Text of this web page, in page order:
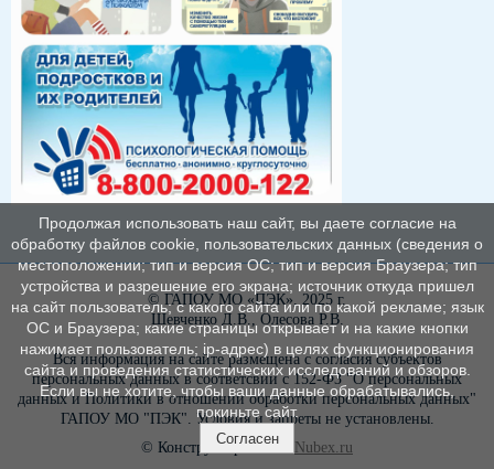
© ГАПОУ МО «ПЭК», 2025 г.
Шевченко Д.В., Олесова Р.В.
Вся информация на сайте размещена с согласия субъектов
персональных данных в соответсвии с 152-ФЗ "О персональных
данных и Политики в отношении обработки персональных данных"
ГАПОУ МО "ПЭК". Условия и запреты не установлены.
© Конструктор сайтов
Nubex.ru
Продолжая использовать наш сайт, вы даете согласие на
обработку файлов cookie, пользовательских данных (сведения о
местоположении; тип и версия ОС; тип и версия Браузера; тип
устройства и разрешение его экрана; источник откуда пришел
на сайт пользователь; с какого сайта или по какой рекламе; язык
ОС и Браузера; какие страницы открывает и на какие кнопки
нажимает пользователь; ip-адрес) в целях функционирования
сайта и проведения статистических исследований и обзоров.
Если вы не хотите, чтобы ваши данные обрабатывались,
покиньте сайт.
Согласен